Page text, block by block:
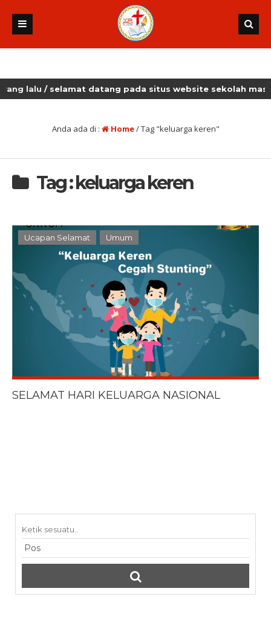
/ selamat datang pada situs website sekolah masehi
Anda ada di : Home/Tag "keluarga keren"
Tag : keluarga keren
Ucapan Selamat Umum
SELAMAT HARI KELUARGA NASIONAL